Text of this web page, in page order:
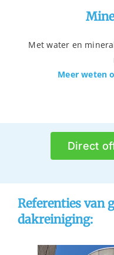
Met water en
Meer weten
Direct
Referenties van
dakreiniging: